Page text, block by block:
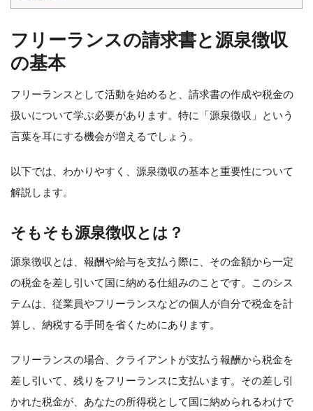
フリーランスの請求書と源泉徴収
の基本
フリーランスとして活動を始めると、請求書の作成や税金の
扱いについて学ぶ必要があります。特に「源泉徴収」という
言葉を耳にする機会が増えるでしょう。
以下では、わかりやすく、源泉徴収の基本と重要性について
解説します。
そもそも源泉徴収とは？
源泉徴収とは、報酬や給与を支払う際に、その金額から一定
の税金を差し引いて国に納める仕組みのことです。このシス
テムは、従業員やフリーランスなどの個人が自分で税金を計
算し、納税する手間を省くためにあります。
フリーランスの場合、クライアントが支払う報酬から税金を
差し引いて、残りをフリーランスに支払います。その差し引
かれた税金が、あなたの所得税として国に納められるわけで